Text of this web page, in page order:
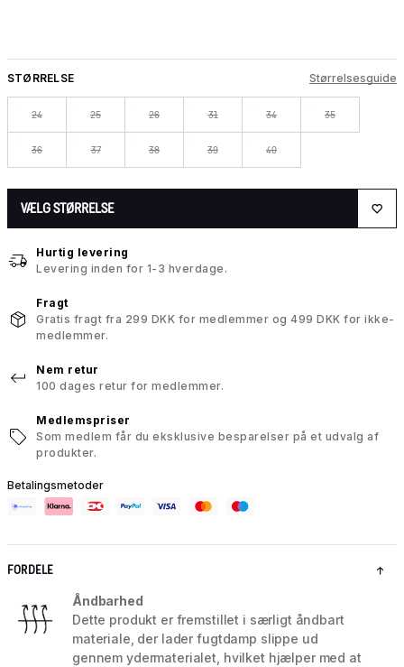
STØRRELSE Størrelsesguide
24 25 26 31 34 35
36 37 38 39 40
VÆLG STØRRELSE
Hurtig levering
Levering inden for 1-3 hverdage.
Fragt
Gratis fragt fra 299 DKK for medlemmer og 499 DKK for ikke-
medlemmer.
Nem retur
100 dages retur for medlemmer.
Medlemspriser
Som medlem får du eksklusive besparelser på et udvalg af
produkter.
Betalingsmetoder
FORDELE
Åndbarhed
Dette produkt er fremstillet i særligt åndbart
materiale, der lader fugtdamp slippe ud
gennem ydermaterialet, hvilket hjælper med at